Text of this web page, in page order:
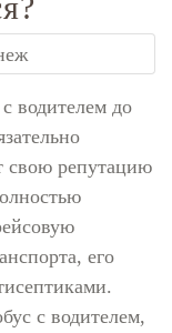
с водителем до
свою репутацию
его
с водителем,